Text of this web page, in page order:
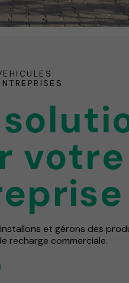
votre
et gérons des
recharge commerciale.